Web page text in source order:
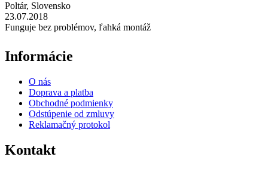
Poltár, Slovensko
23.07.2018
Funguje bez problémov, ľahká montáž
Informácie
O nás
Doprava a platba
Obchodné podmienky
Odstúpenie od zmluvy
Reklamačný protokol
Kontakt